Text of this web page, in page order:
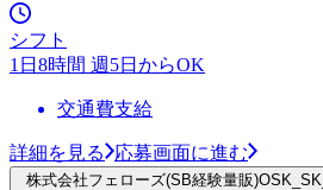
シフト
1日8時間 週5日からOK
交通費支給
詳細を見る 応募画面に進む
株式会社フェローズ(SB経験量販